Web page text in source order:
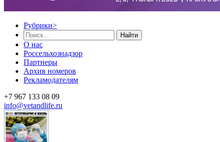
Рубрики>
Найти
О нас
Россельхознадзор
Партнеры
Архив номеров
Рекламодателям
+7 967 133 08 09
info@vetandlife.ru